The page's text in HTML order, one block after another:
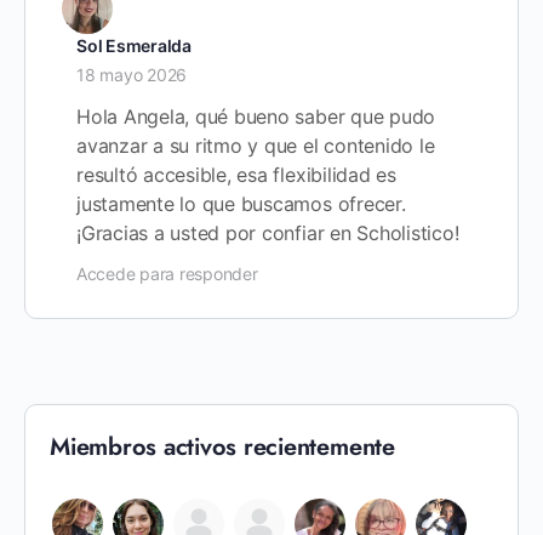
Sol Esmeralda
18 mayo 2026
Hola Angela, qué bueno saber que pudo
avanzar a su ritmo y que el contenido le
resultó accesible, esa flexibilidad es
justamente lo que buscamos ofrecer.
¡Gracias a usted por confiar en Scholistico!
Accede para responder
Miembros activos recientemente